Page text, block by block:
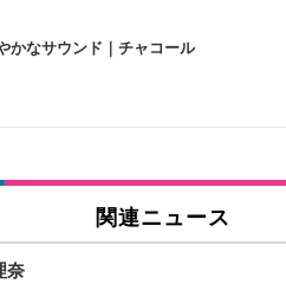
なサウンド｜チャコール
スト コンパクト 約105度ロッキング
UHD・USB Type-C・ホワイト
ワイト 300枚関連ニュース
奈